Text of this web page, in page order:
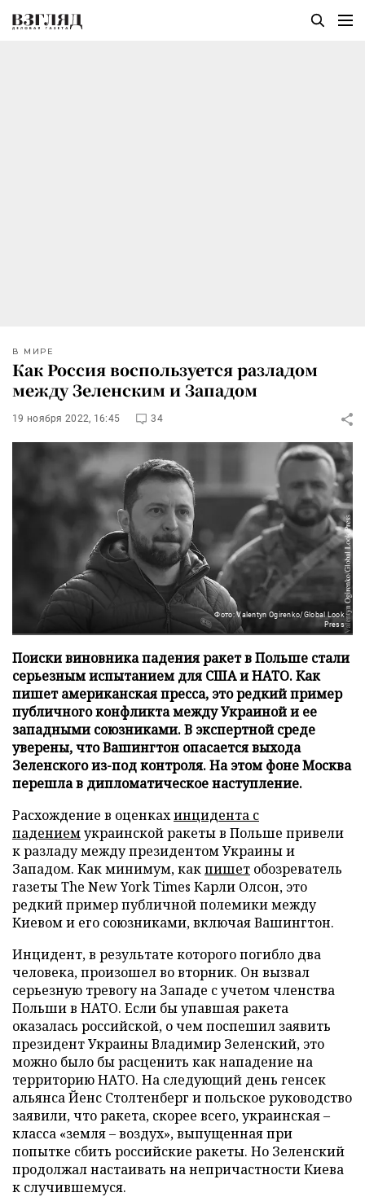
В МИРЕ
Как Россия воспользуется разладом
между Зеленским и Западом
19 ноября 2022, 16:45 34
Фото: Valentyn Ogirenko/Global Look
Press
Поиски виновника падения ракет в Польше стали
серьезным испытанием для США и НАТО. Как
пишет американская пресса, это редкий пример
публичного конфликта между Украиной и ее
западными союзниками. В экспертной среде
уверены, что Вашингтон опасается выхода
Зеленского из-под контроля. На этом фоне Москва
перешла в дипломатическое наступление.
Расхождение в оценкахинцидента с
падениемукраинской ракеты в Польше привели
к разладу между президентом Украины и
Западом. Как минимум, какпишет обозреватель
газеты The New York Times Карли Олсон, это
редкий пример публичной полемики между
Киевом и его союзниками, включая Вашингтон.
Инцидент, в результате которого погибло два
человека, произошел во вторник. Он вызвал
серьезную тревогу на Западе с учетом членства
Польши в НАТО. Если бы упавшая ракета
оказалась российской, о чем поспешил заявить
президент Украины Владимир Зеленский, это
можно было бы расценить как нападение на
территорию НАТО. На следующий день генсек
альянса Йенс Столтенберг и польское руководство
заявили, что ракета, скорее всего, украинская –
класса «земля – воздух», выпущенная при
попытке сбить российские ракеты. Но Зеленский
продолжал настаивать на непричастности Киева
к случившемуся.